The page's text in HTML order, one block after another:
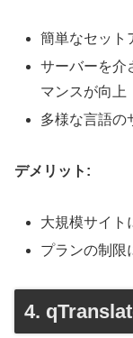
簡単なセット
サーバーを介
マンスが向上
多様な言語の
デメリット:
大規模サイト
プランの制限
4.